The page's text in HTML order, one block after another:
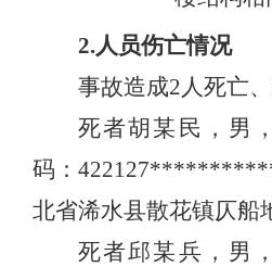
2.人员伤亡情况
事故造成2人死亡、
死者胡某民，男
码：
北省浠水县散花镇仄船
死者邱某兵，男